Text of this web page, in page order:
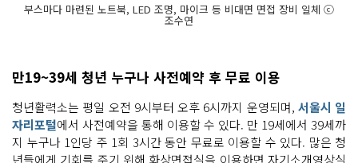
부스마다 마련된 노트북, LED 조명, 마이크 등 비대면 면접 장비 일체 ⓒ
조수연
만19~39세 청년 누구나 사전예약 후 무료 이용
청년활력소는 평일 오전 9시부터 오후 6시까지 운영되며, 서울시 일
자리포털에서 사전예약을 통해 이용할 수 있다. 만 19세에서 39세까
지 누구나 1인당 주 1회 3시간 동안 무료로 이용할 수 있다. 많은 청
년들에게 기회를 주기 위해 화상면접실을 이용하면 자기소개영상실